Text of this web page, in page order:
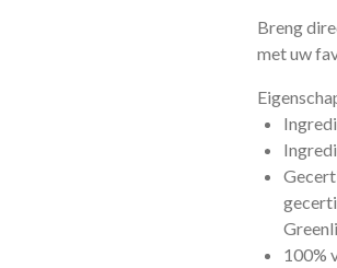
Breng
met uw
100%